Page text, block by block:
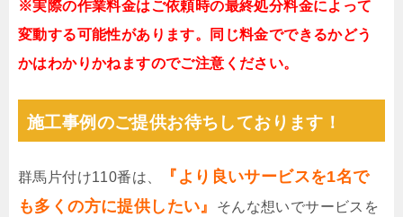
※実際の作業料金はご依頼時の最終処分料金によって
変動する可能性があります。同じ料金でできるかどう
かはわかりかねますのでご注意ください。
施工事例のご提供お待ちしております！
群馬片付け110番は、
『より良いサービスを1名で
も多くの方に提供したい』
そんな想いでサービスを